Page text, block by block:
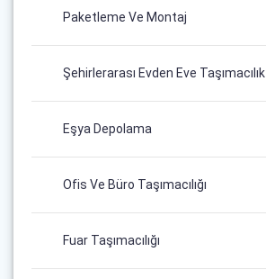
Paketleme Ve Montaj
Şehirlerarası Evden Eve Taşımacılık
Eşya Depolama
Ofis Ve Büro Taşımacılığı
Fuar Taşımacılığı